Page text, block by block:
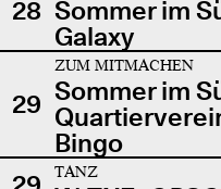
28 Sommer im
Galaxy
29
ZUM MITMACHEN
Sommer im
Bingo
TANZ